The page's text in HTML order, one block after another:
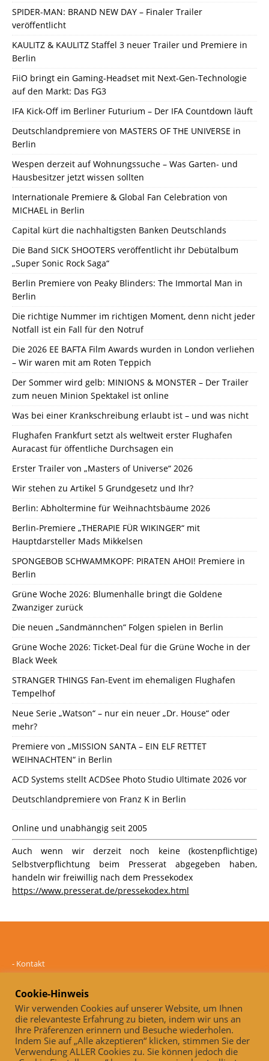
SPIDER-MAN: BRAND NEW DAY – Finaler Trailer
veröffentlicht
KAULITZ & KAULITZ Staffel 3 neuer Trailer und Premiere in
Berlin
FiiO bringt ein Gaming-Headset mit Next-Gen-Technologie
auf den Markt: Das FG3
IFA Kick-Off im Berliner Futurium – Der IFA Countdown läuft
Deutschlandpremiere von MASTERS OF THE UNIVERSE in
Berlin
Wespen derzeit auf Wohnungssuche – Was Garten- und
Hausbesitzer jetzt wissen sollten
Internationale Premiere & Global Fan Celebration von
MICHAEL in Berlin
Capital kürt die nachhaltigsten Banken Deutschlands
Die Band SICK SHOOTERS veröffentlicht ihr Debütalbum
„Super Sonic Rock Saga“
Berlin Premiere von Peaky Blinders: The Immortal Man in
Berlin
Die richtige Nummer im richtigen Moment, denn nicht jeder
Notfall ist ein Fall für den Notruf
Die 2026 EE BAFTA Film Awards wurden in London verliehen
– Wir waren mit am Roten Teppich
Der Sommer wird gelb: MINIONS & MONSTER – Der Trailer
zum neuen Minion Spektakel ist online
Was bei einer Krankschreibung erlaubt ist – und was nicht
Flughafen Frankfurt setzt als weltweit erster Flughafen
Auracast für öffentliche Durchsagen ein
Erster Trailer von „Masters of Universe“ 2026
Wir stehen zu Artikel 5 Grundgesetz und Ihr?
Berlin: Abholtermine für Weihnachtsbäume 2026
Berlin-Premiere „THERAPIE FÜR WIKINGER“ mit
Hauptdarsteller Mads Mikkelsen
SPONGEBOB SCHWAMMKOPF: PIRATEN AHOI! Premiere in
Berlin
Grüne Woche 2026: Blumenhalle bringt die Goldene
Zwanziger zurück
Die neuen „Sandmännchen“ Folgen spielen in Berlin
Grüne Woche 2026: Ticket-Deal für die Grüne Woche in der
Black Week
STRANGER THINGS Fan-Event im ehemaligen Flughafen
Tempelhof
Neue Serie „Watson“ – nur ein neuer „Dr. House“ oder
mehr?
Premiere von „MISSION SANTA – EIN ELF RETTET
WEIHNACHTEN“ in Berlin
ACD Systems stellt ACDSee Photo Studio Ultimate 2026 vor
Deutschlandpremiere von Franz K in Berlin
Online und unabhängig seit 2005
Auch wenn wir derzeit noch keine (kostenpflichtige)
Selbstverpflichtung beim Presserat abgegeben haben,
handeln wir freiwillig nach dem Pressekodex
https://www.presserat.de/pressekodex.html
- Kontakt
Datenschutz
-Impressum
Online und unabhängig seit 2005
Auch, wenn wir derzeit noch keine (kostenpflichtige)
Selbstverpflichtung beim Presserat abgegeben haben, handeln wir
Cookie-Hinweis
Wir verwenden Cookies auf unserer Website, um Ihnen
die relevanteste Erfahrung zu bieten, indem wir uns an
Ihre Präferenzen erinnern und Besuche wiederholen.
Indem Sie auf „Alle akzeptieren“ klicken, stimmen Sie der
Verwendung ALLER Cookies zu. Sie können jedoch die